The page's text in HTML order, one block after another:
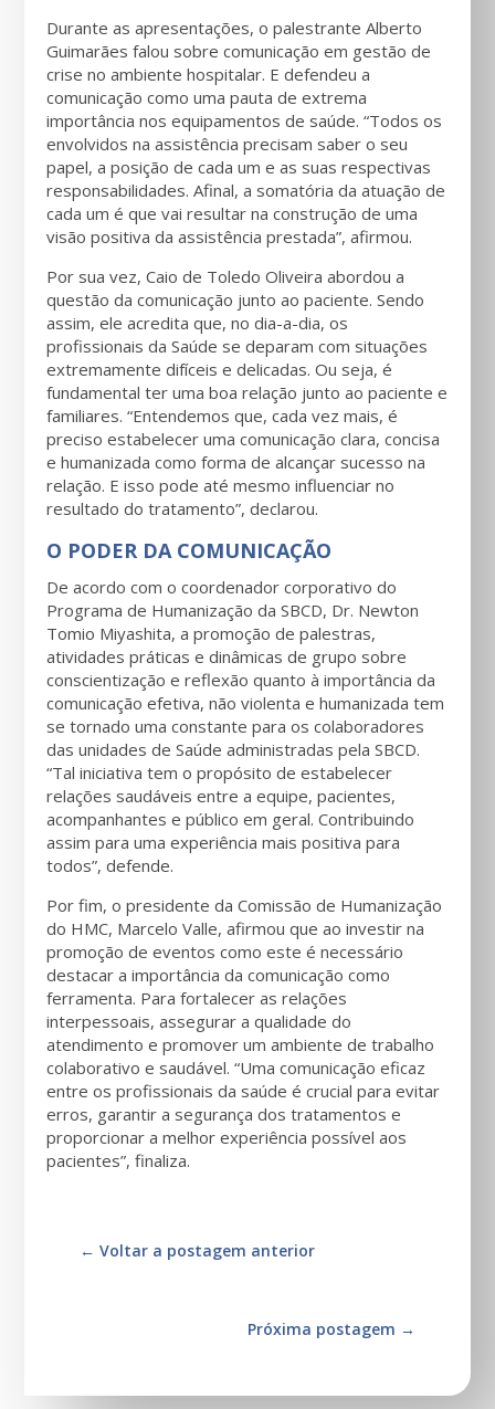
Durante as apresentações, o palestrante Alberto
Guimarães falou sobre comunicação em gestão de
crise no ambiente hospitalar. E defendeu a
comunicação como uma pauta de extrema
importância nos equipamentos de saúde. “Todos os
envolvidos na assistência precisam saber o seu
papel, a posição de cada um e as suas respectivas
responsabilidades. Afinal, a somatória da atuação de
cada um é que vai resultar na construção de uma
visão positiva da assistência prestada”, afirmou.
Por sua vez, Caio de Toledo Oliveira abordou a
questão da comunicação junto ao paciente. Sendo
assim, ele acredita que, no dia-a-dia, os
profissionais da Saúde se deparam com situações
extremamente difíceis e delicadas. Ou seja, é
fundamental ter uma boa relação junto ao paciente e
familiares. “Entendemos que, cada vez mais, é
preciso estabelecer uma comunicação clara, concisa
e humanizada como forma de alcançar sucesso na
relação. E isso pode até mesmo influenciar no
resultado do tratamento”, declarou.
O PODER DA COMUNICAÇÃO
De acordo com o coordenador corporativo do
Programa de Humanização da SBCD, Dr. Newton
Tomio Miyashita, a promoção de palestras,
atividades práticas e dinâmicas de grupo sobre
conscientização e reflexão quanto à importância da
comunicação efetiva, não violenta e humanizada tem
se tornado uma constante para os colaboradores
das unidades de Saúde administradas pela SBCD.
“Tal iniciativa tem o propósito de estabelecer
relações saudáveis entre a equipe, pacientes,
acompanhantes e público em geral. Contribuindo
assim para uma experiência mais positiva para
todos”, defende.
Por fim, o presidente da Comissão de Humanização
do HMC, Marcelo Valle, afirmou que ao investir na
promoção de eventos como este é necessário
destacar a importância da comunicação como
ferramenta. Para fortalecer as relações
interpessoais, assegurar a qualidade do
atendimento e promover um ambiente de trabalho
colaborativo e saudável. “Uma comunicação eficaz
entre os profissionais da saúde é crucial para evitar
erros, garantir a segurança dos tratamentos e
proporcionar a melhor experiência possível aos
pacientes”, finaliza.
←Voltar a postagem anterior
Próxima postagem →